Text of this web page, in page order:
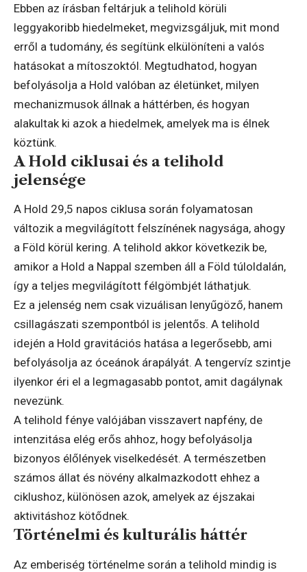
Ebben az írásban feltárjuk a telihold körüli
leggyakoribb hiedelmeket, megvizsgáljuk, mit mond
erről a tudomány, és segítünk elkülöníteni a valós
hatásokat a mítoszoktól. Megtudhatod, hogyan
befolyásolja a Hold valóban az életünket, milyen
mechanizmusok állnak a háttérben, és hogyan
alakultak ki azok a hiedelmek, amelyek ma is élnek
köztünk.
A Hold ciklusai és a telihold
jelensége
A Hold 29,5 napos ciklusa során folyamatosan
változik a megvilágított felszínének nagysága, ahogy
a Föld körül kering. A telihold akkor következik be,
amikor a Hold a Nappal szemben áll a Föld túloldalán,
így a teljes megvilágított félgömbjét láthatjuk.
Ez a jelenség nem csak vizuálisan lenyűgöző, hanem
csillagászati szempontból is jelentős. A telihold
idején a Hold gravitációs hatása a legerősebb, ami
befolyásolja az óceánok árapályát. A tengervíz szintje
ilyenkor éri el a legmagasabb pontot, amit dagálynak
nevezünk.
A telihold fénye valójában visszavert napfény, de
intenzitása elég erős ahhoz, hogy befolyásolja
bizonyos élőlények viselkedését. A természetben
számos állat és növény alkalmazkodott ehhez a
ciklushoz, különösen azok, amelyek az éjszakai
aktivitáshoz kötődnek.
Történelmi és kulturális háttér
Az emberiség történelme során a telihold mindig is